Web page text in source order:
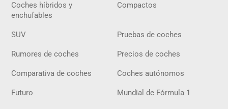
Coches híbridos y
enchufables
Compactos
SUV Pruebas de coches
Rumores de coches Precios de coches
Comparativa de coches Coches autónomos
Futuro Mundial de Fórmula 1